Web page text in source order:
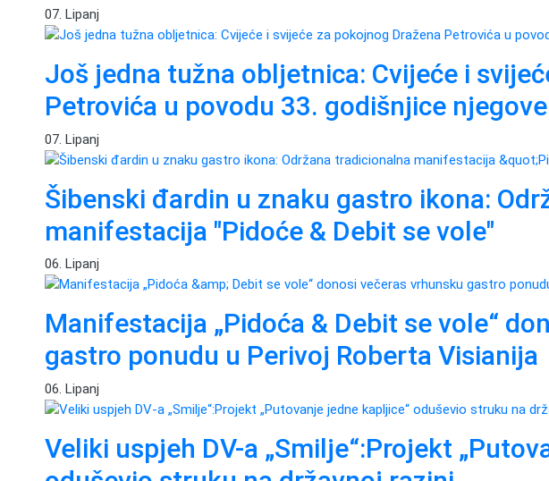
07. Lipanj
Još jedna tužna obljetnica: Cvijeće i
Petrovića u povodu 33. godišnjice
07. Lipanj
Šibenski đardin u znaku gastro ikona:
manifestacija "Pidoće & Debit se vole"
06. Lipanj
Manifestacija „Pidoća & Debit se vole“
gastro ponudu u Perivoj Roberta Visianija
06. Lipanj
Veliki uspjeh DV-a „Smilje“:Projekt